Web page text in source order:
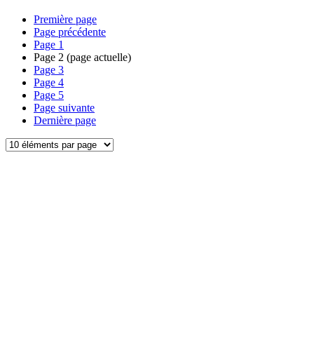
Première page
Page précédente
Page 1
Page 2 (page actuelle)
Page 3
Page 4
Page 5
Page suivante
Dernière page